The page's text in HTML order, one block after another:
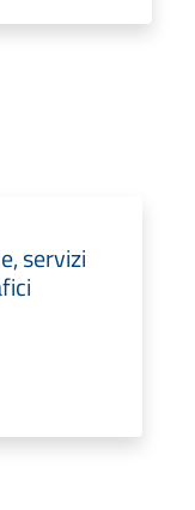
servizi